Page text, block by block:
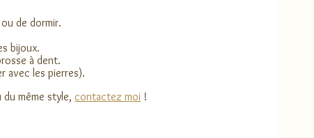
de dormir.
bijoux.
à dent.
avec les pierres).
même style, contactez moi !